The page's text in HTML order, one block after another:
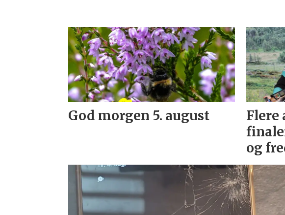
God morgen 5. august
Flere
og